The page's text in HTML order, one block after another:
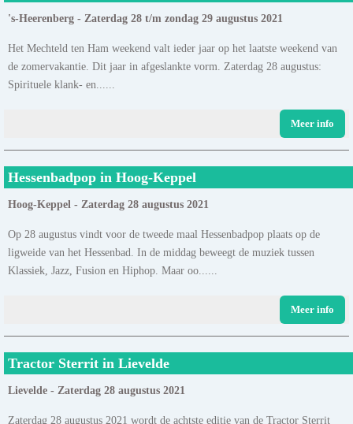
's-Heerenberg - Zaterdag 28 t/m zondag 29 augustus 2021
Het Mechteld ten Ham weekend valt ieder jaar op het laatste weekend van
de zomervakantie. Dit jaar in afgeslankte vorm. Zaterdag 28 augustus:
Spirituele klank- en......
Meer info
Hessenbadpop in Hoog-Keppel
Hoog-Keppel - Zaterdag 28 augustus 2021
Op 28 augustus vindt voor de tweede maal Hessenbadpop plaats op de
ligweide van het Hessenbad. In de middag beweegt de muziek tussen
Klassiek, Jazz, Fusion en Hiphop. Maar oo......
Meer info
Tractor Sterrit in Lievelde
Lievelde - Zaterdag 28 augustus 2021
Zaterdag 28 augustus 2021 wordt de achtste editie van de Tractor Sterrit